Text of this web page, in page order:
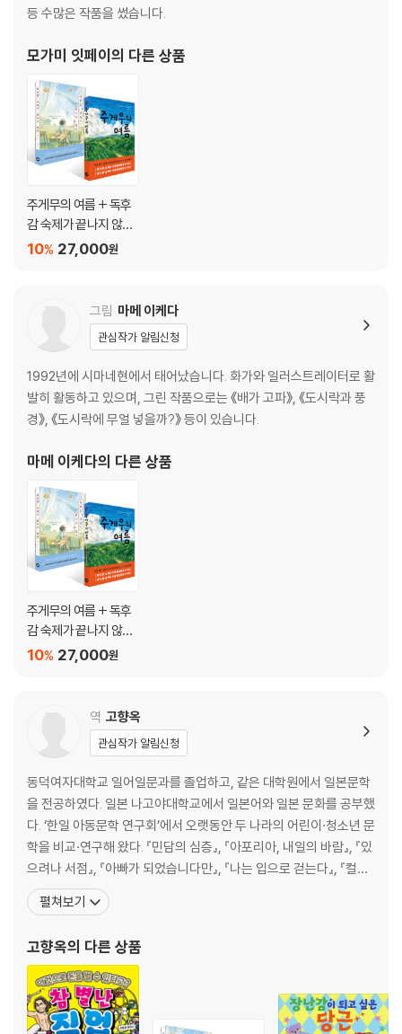
등 수많은 작품을 썼습니다.
모가미 잇페이의 다른 상품
주게무의 여름 + 독후
감 숙제가 끝나지 않아
세트 27,000원
10%
그림 마메 이케다
관심작가 알림신청
1992년에 시마네현에서 태어났습니다. 화가와 일러스트레이터로 활
발히 활동하고 있으며, 그린 작품으로는 《배가 고파》, 《도시락과 풍
경》, 《도시락에 무얼 넣을까?》 등이 있습니다.
마메 이케다의 다른 상품
주게무의 여름 + 독후
감 숙제가 끝나지 않아
세트 27,000원
10%
역 고향옥
관심작가 알림신청
동덕여자대학교 일어일문과를 졸업하고, 같은 대학원에서 일본문학
을 전공하였다. 일본 나고야대학교에서 일본어와 일본 문화를 공부했
다. ‘한일 아동문학 연구회’에서 오랫동안 두 나라의 어린이·청소년 문
학을 비교·연구해 왔다. 『민담의 심층』, 『아포리아, 내일의 바람』, 『있
으려나 서점』, 『아빠가 되었습니다만』, 『나는 입으로 걷는다』, 『컬러
풀』, 『일러스트 창가의 토토』, 『핀란드 교육 현장 보고서』, 『카페 레인
보우』, 『진짜 가족』 들을 비롯해 많은 어린이책과 청소년문학, 문학책
년도서협의회(IBBY) 아너리스
펼쳐보기
고향옥의 다른 상품